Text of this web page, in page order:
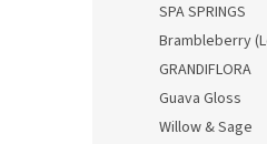
SPA SPRINGS
Brambleberry
GRANDIFLORA
Guava Gloss
Willow & Sage